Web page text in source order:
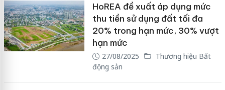
HoREA đề xuất áp dụng mức
thu tiền sử dụng đất tối đa
20% trong hạn mức, 30% vượt
hạn mức
27/08/2025
Thương hiệu Bất
động sản